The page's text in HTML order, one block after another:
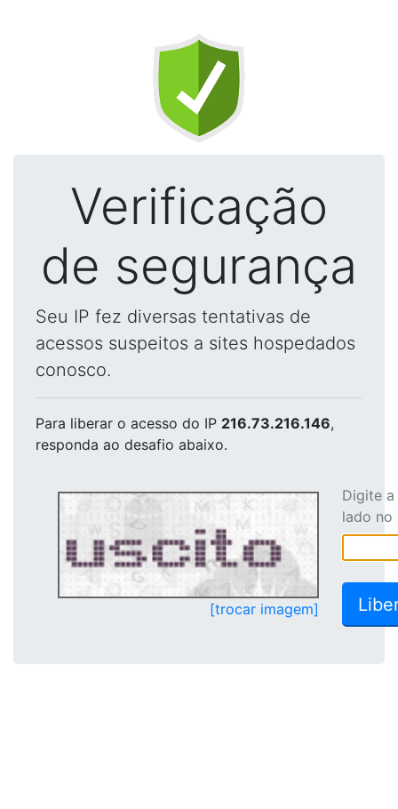
Verificação
de segurança
Seu IP fez diversas tentativas de
acessos suspeitos a sites hospedados
conosco.
Para liberar o acesso do IP 216.73.216.146,
responda ao desafio abaixo.
[trocar imagem]
Digite
lado no